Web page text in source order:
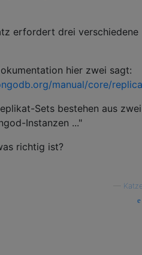
erfordert drei verschiedene
hier zwei sagt:
manual/core/
Sets bestehen aus zwei
Instanzen ..."
richtig ist?